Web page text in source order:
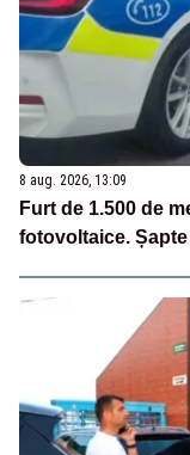
8 aug. 2026, 13:09
Furt de 1.500 de
fotovoltaice.